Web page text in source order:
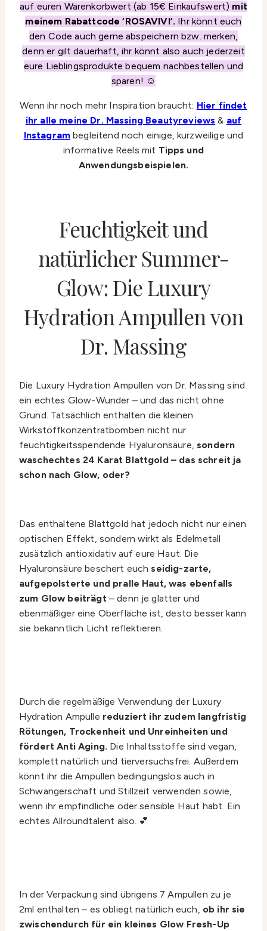
auf euren Warenkorbwert (ab 15€ Einkaufswert) mit
meinem Rabattcode ‘ROSAVIVI’. Ihr könnt euch
den Code auch gerne abspeichern bzw. merken,
denn er gilt dauerhaft, ihr könnt also auch jederzeit
eure Lieblingsprodukte bequem nachbestellen und
sparen! ☺️
Wenn ihr noch mehr Inspiration braucht: Hier findet
ihr alle meine Dr. Massing Beautyreviews & auf
Instagram begleitend noch einige, kurzweilige und
informative Reels mit Tipps und
Anwendungsbeispielen.
Feuchtigkeit und
natürlicher Summer-
Glow: Die Luxury
Hydration Ampullen von
Dr. Massing
Die Luxury Hydration Ampullen von Dr. Massing sind
ein echtes Glow-Wunder – und das nicht ohne
Grund. Tatsächlich enthalten die kleinen
Wirkstoffkonzentratbomben nicht nur
feuchtigkeitsspendende Hyaluronsäure,sondern
waschechtes 24 Karat Blattgold – das schreit ja
schon nach Glow, oder?
Das enthaltene Blattgold hat jedoch nicht nur einen
optischen Effekt, sondern wirkt als Edelmetall
zusätzlich antioxidativ auf eure Haut. Die
Hyaluronsäure beschert euchseidig-zarte,
aufgepolsterte und pralle Haut, was ebenfalls
zum Glow beiträgt– denn je glatter und
ebenmäßiger eine Oberfläche ist, desto besser kann
sie bekanntlich Licht reflektieren.
Durch die regelmäßige Verwendung der Luxury
Hydration Ampulle reduziert ihr zudem langfristig
Rötungen, Trockenheit und Unreinheiten und
fördert Anti Aging. Die Inhaltsstoffe sind vegan,
komplett natürlich und tierversuchsfrei. Außerdem
könnt ihr die Ampullen bedingungslos auch in
Schwangerschaft und Stillzeit verwenden sowie,
wenn ihr empfindliche oder sensible Haut habt. Ein
echtes Allroundtalent also. 💕
In der Verpackung sind übrigens 7 Ampullen zu je
2ml enthalten – es obliegt natürlich euch, ob ihr sie
zwischendurch für ein kleines Glow Fresh-Up